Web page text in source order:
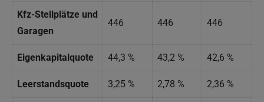
Kfz-Stellplätze und
Garagen
446 446 446
Eigenkapitalquote 44,3 % 43,2 % 42,6 %
Leerstandsquote 3,25 % 2,78 % 2,36 %